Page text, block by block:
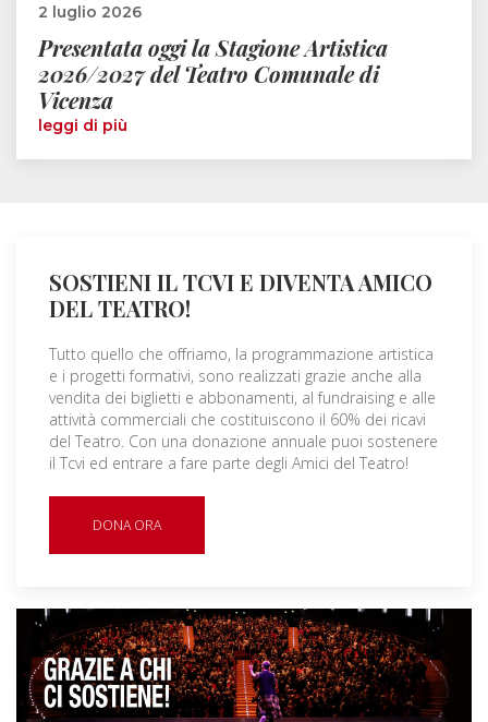
2 luglio 2026
Presentata oggi la Stagione Artistica
2026/2027 del Teatro Comunale di
Vicenza
leggi di più
SOSTIENI IL TCVI E DIVENTA AMICO
DEL TEATRO!
Tutto quello che offriamo, la programmazione artistica
e i progetti formativi, sono realizzati grazie anche alla
vendita dei biglietti e abbonamenti, al fundraising e alle
attività commerciali che costituiscono il 60% dei ricavi
del Teatro. Con una donazione annuale puoi sostenere
il Tcvi ed entrare a fare parte degli Amici del Teatro!
DONA ORA